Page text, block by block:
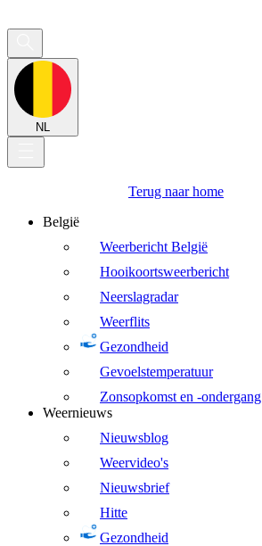
NL
Terug naar home
België
Weerbericht België
Hooikoortsweerbericht
Neerslagradar
Weerflits
Gezondheid
Gevoelstemperatuur
Zonsopkomst en -ondergang
Weernieuws
Nieuwsblog
Weervideo's
Nieuwsbrief
Hitte
Gezondheid